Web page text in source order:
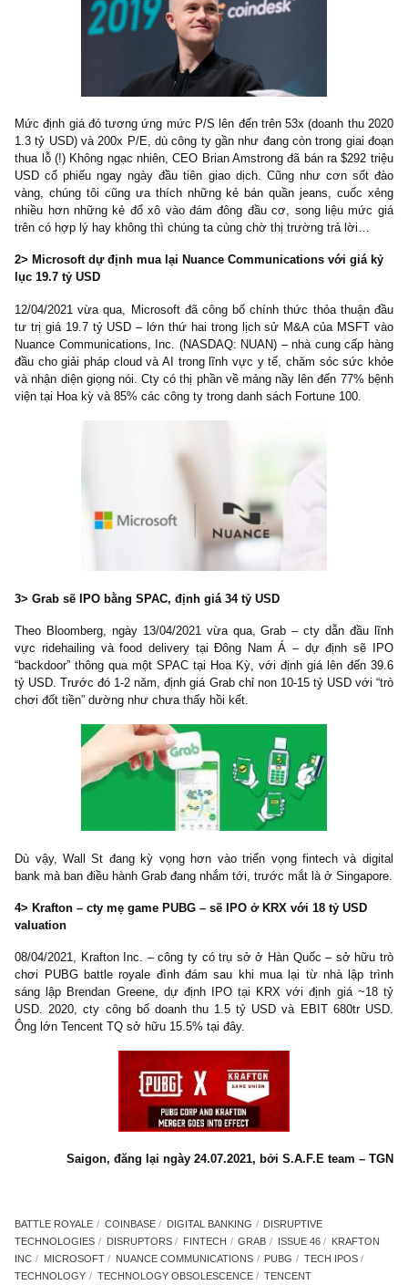
ngày 15/04/2021 trên Sở giao dịch NASDAQ, với định giá 69 tỷ
tại mức giá chào sàn $329.
Mức định giá đó tương ứng mức P/S lên đến trên 53x (doanh thu
thua lỗ (!) Không ngạc nhiên, CEO Brian Amstrong đã bán ra
USD cổ phiếu ngay ngày đầu tiên giao dịch. Cũng như cơn
nhiều hơn những kẻ đổ xô vào đám đông đầu cơ, song liệu
trên có hợp lý hay không thì chúng ta cùng chờ thị trường trả
2> Microsoft dự định mua lại Nuance Communications với
lục 19.7 tỷ USD
đầu cho giải pháp cloud và AI trong lĩnh vực y tế, chăm sóc sức
và nhận diện giọng nói. Cty có thị phần về mảng nầy lên đến 77%
viện tại Hoa kỳ và 85% các công ty trong danh sách Fortune 100.
3> Grab sẽ IPO bằng SPAC, định giá 34 tỷ USD
Theo Bloomberg, ngày 13/04/2021 vừa qua, Grab – cty dẫn
vực ridehailing và food delivery tại Đông Nam Á – dự định
“backdoor” thông qua một SPAC tại Hoa Kỳ, với định giá lên
chơi đốt tiền” dường như chưa thấy hồi kết.
bank mà ban điều hành Grab đang nhắm tới, trước mắt là ở
4> Krafton – cty mẹ game PUBG – sẽ IPO ở KRX với 18 tỷ USD
chơi PUBG battle royale đình đám sau khi mua lại từ nhà lập
Ông lớn Tencent TQ sở hữu 15.5% tại đây.